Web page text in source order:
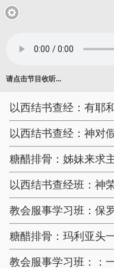
请点击节目收听...
以西结书查经：有耶
以西结书查经：神对
糖醋排骨：姊妹来求
以西结书查经班：神
教会服事学习班：保
糖醋排骨：玛利亚头
教会服事学习班：：